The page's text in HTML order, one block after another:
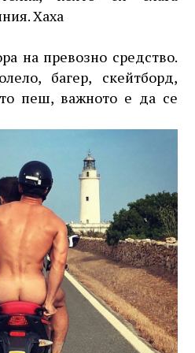
Хаха
на превозно средство.
багер, скейтборд,
пеш, важното е да се